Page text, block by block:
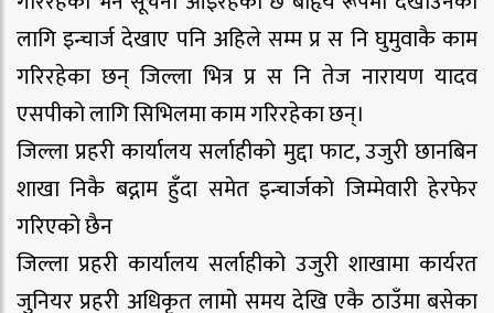
लागि इन्चार्ज देखाए पनि अहिले सम्म प्र स नि घुमुवाकै काम
गरिरहेका छन् जिल्ला भित्र प्र स नि तेज नारायण यादव
एसपीको लागि सिभिलमा काम गरिरहेका छन्।
जिल्ला प्रहरी कार्यालय सर्लाहीको मुद्दा फाट, उजुरी छानबिन
शाखा निकै बद्नाम हुँदा समेत इन्चार्जको जिम्मेवारी हेरफेर
गरिएको छैन
जिल्ला प्रहरी कार्यालय सर्लाहीको उजुरी शाखामा कार्यरत
जुनियर प्रहरी अधिकृत लामो समय देखि एकै ठाउँमा बसेका